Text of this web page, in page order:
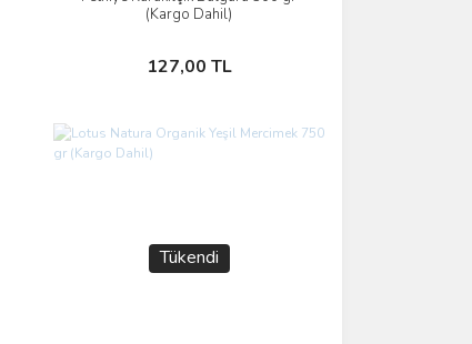
(Kargo Dahil)
127,00 TL
Stokta Yok
Tükendi